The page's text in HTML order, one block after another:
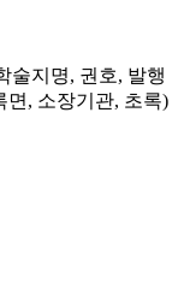
술지명, 권호, 발행
면, 소장기관, 초록)